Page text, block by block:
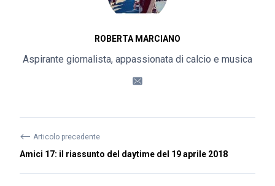
ROBERTA MARCIANO
Aspirante giornalista, appassionata di calcio e musica
⟵ Articolo precedente
Amici 17: il riassunto del daytime del 19 aprile 2018